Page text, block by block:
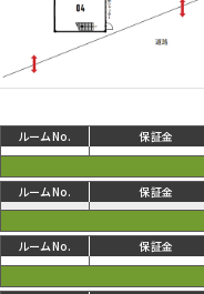
01 94,600円
02 91,300円
03 91,300円